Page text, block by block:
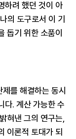
하려 했던 것이 아
의 도구로서 이 기
돕기 위한 소품이
를 해결하는 동시
다. 계산 가능한 수
혀낸 그의 연구는,
이론적 토대가 되